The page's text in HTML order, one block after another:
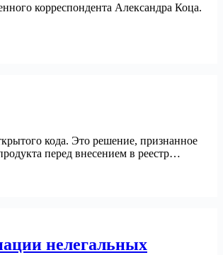
корреспондента Александра Коца.
кода. Это решение, признанное
перед внесением в реестр…
нелегальных